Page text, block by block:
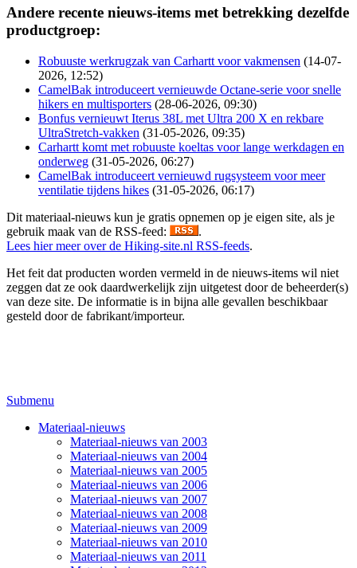
Andere recente nieuws-items met betrekking dezelfde
productgroep:
Robuuste werkrugzak van Carhartt voor vakmensen (14-07-
2026, 12:52)
CamelBak introduceert vernieuwde Octane-serie voor snelle
hikers en multisporters (28-06-2026, 09:30)
Bonfus vernieuwt Iterus 38L met Ultra 200 X en rekbare
UltraStretch-vakken (31-05-2026, 09:35)
Carhartt komt met robuuste koeltas voor lange werkdagen en
onderweg (31-05-2026, 06:27)
CamelBak introduceert vernieuwd rugsysteem voor meer
ventilatie tijdens hikes (31-05-2026, 06:17)
Dit materiaal-nieuws kun je gratis opnemen op je eigen site, als je
gebruik maak van de RSS-feed:
.
Lees hier meer over de Hiking-site.nl RSS-feeds.
Het feit dat producten worden vermeld in de nieuws-items wil niet
zeggen dat ze ook daardwerkelijk zijn uitgetest door de beheerder(s)
van deze site. De informatie is in bijna alle gevallen beschikbaar
gesteld door de fabrikant/importeur.
Submenu
Materiaal-nieuws
Materiaal-nieuws van 2003
Materiaal-nieuws van 2004
Materiaal-nieuws van 2005
Materiaal-nieuws van 2006
Materiaal-nieuws van 2007
Materiaal-nieuws van 2008
Materiaal-nieuws van 2009
Materiaal-nieuws van 2010
Materiaal-nieuws van 2011